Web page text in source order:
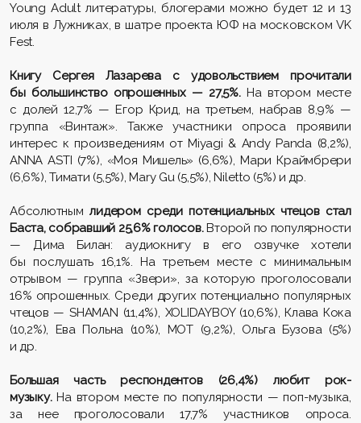
Young Adult литературы, блогерами можно будет 12 и 13
июля в Лужниках, в шатре проекта ЮФ на московском VK
Fest.
Книгу Сергея Лазарева с удовольствием прочитали
бы большинство опрошенных — 27,5%.На втором месте
с долей 12,7% — Егор Крид, на третьем, набрав 8,9% —
группа «Винтаж». Также участники опроса проявили
интерес к произведениям от Miyagi & Andy Panda (8,2%),
ANNA ASTI (7%), «Моя Мишель» (6,6%), Мари Краймбрери
(6,6%), Тимати (5,5%), Mary Gu (5,5%), Niletto (5%) и др.
Абсолютнымлидером среди потенциальных чтецов стал
Баста, собравший 25,6% голосов.Второй по популярности
— Дима Билан: аудиокнигу в его озвучке хотели
бы послушать 16,1%. На третьем месте с минимальным
отрывом — группа «Звери», за которую проголосовали
16% опрошенных. Среди других потенциально популярных
чтецов — SHAMAN (11,4%), XOLIDAYBOY (10,6%), Клава Кока
(10,2%), Ева Польна (10%), МОТ (9,2%), Ольга Бузова (5%)
и др.
Большая часть респондентов (26,4%) любит рок-
музыку.На втором месте по популярности — поп-музыка,
за нее проголосовали 17,7% участников опроса.